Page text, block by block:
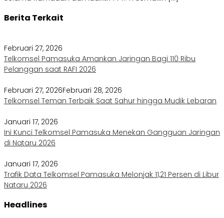
Berita Terkait
Februari 27, 2026
Telkomsel Pamasuka Amankan Jaringan Bagi 110 Ribu
Pelanggan saat RAFI 2026
Februari 27, 2026Februari 28, 2026
Telkomsel Teman Terbaik Saat Sahur hingga Mudik Lebaran
Januari 17, 2026
Ini Kunci Telkomsel Pamasuka Menekan Gangguan Jaringan
di Nataru 2026
Januari 17, 2026
Trafik Data Telkomsel Pamasuka Melonjak 11,21 Persen di Libur
Nataru 2026
Headlines